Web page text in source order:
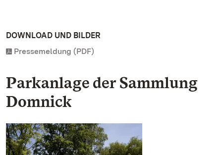
DOWNLOAD UND BILDER
Pressemeldung (PDF)
Parkanlage der Sammlung
Domnick